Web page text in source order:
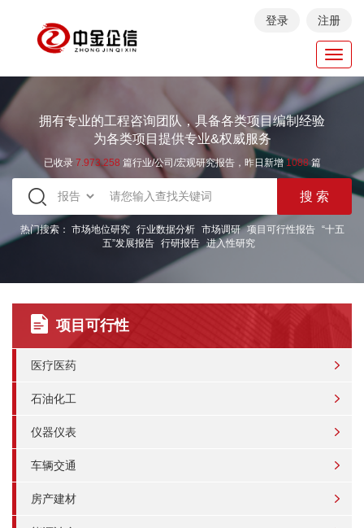
登录 注册
拥有专业的工程咨询团队，具备各类项目编制经验
为各类项目提供专业&权威服务
已收录 7.973.258 篇行业/公司/宏观研究报告，昨日新增 1088篇
热门搜索： 市场地位研究 行业数据分析 市场调研 项目可行性报告
“十五
五”发展报告 行研报告 进入性研究
项目可行性
医疗医药
石油化工
仪器仪表
车辆交通
房产建材